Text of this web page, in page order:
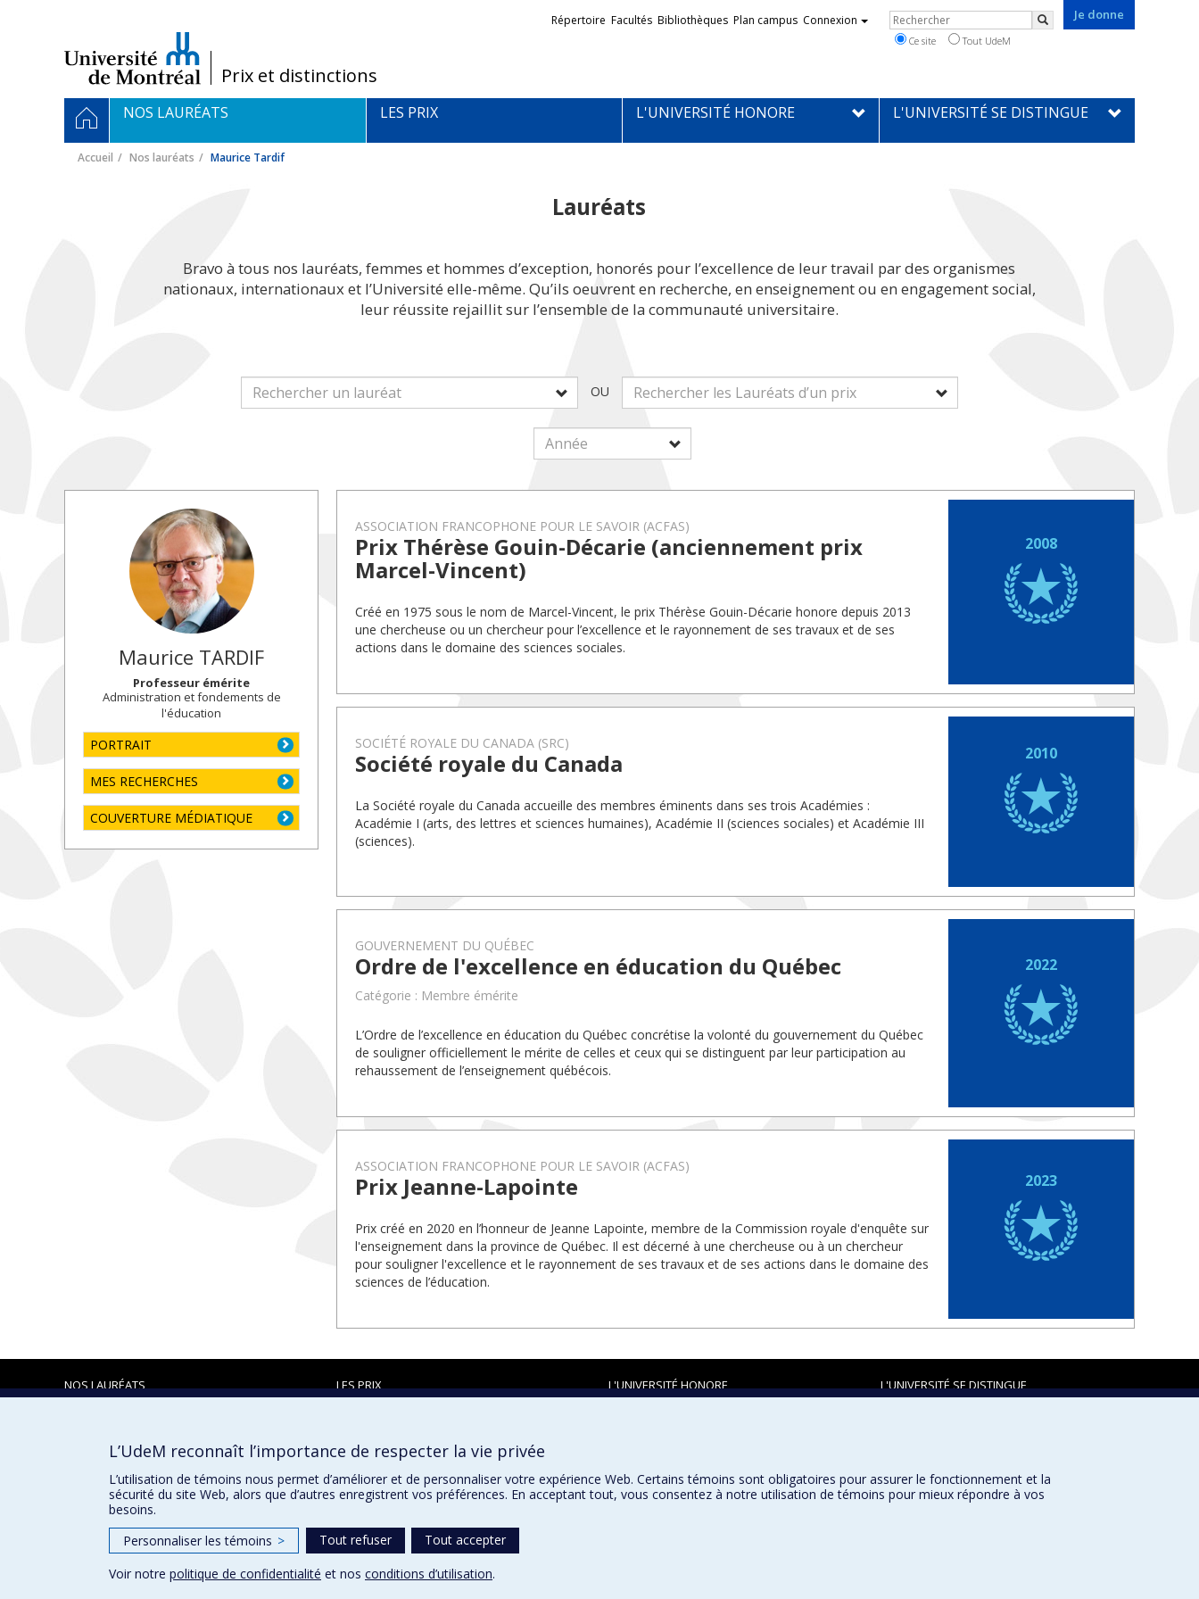
/Prix et distinctions
Je donne
Liens
externes
Répertoire Facultés Bibliothèques Plan campus Connexion Rechercher
Rechercher
Ce site Tout UdeM
Navigation
principale
ACCUEIL
NOS LAURÉATS LES PRIX L'UNIVERSITÉ HONORE L'UNIVERSITÉ SE DISTINGUE
Accueil Nos lauréats Maurice Tardif
Lauréats
Bravo à tous nos lauréats, femmes et hommes d’exception, honorés pour l’excellence de leur travail par des organismes
nationaux, internationaux et l’Université elle-même. Qu’ils oeuvrent en recherche, en enseignement ou en engagement social,
leur réussite rejaillit sur l’ensemble de la communauté universitaire.
OU
Maurice TARDIF
Professeur émérite
Administration et fondements de
l'éducation
PORTRAIT
MES RECHERCHES
COUVERTURE MÉDIATIQUE
ASSOCIATION FRANCOPHONE POUR LE SAVOIR (ACFAS)
Prix Thérèse Gouin-Décarie (anciennement prix
Marcel-Vincent)
Créé en 1975 sous le nom de Marcel-Vincent, le prix Thérèse Gouin-Décarie honore depuis 2013
une chercheuse ou un chercheur pour l’excellence et le rayonnement de ses travaux et de ses
actions dans le domaine des sciences sociales.
2008
SOCIÉTÉ ROYALE DU CANADA (SRC)
Société royale du Canada
La Société royale du Canada accueille des membres éminents dans ses trois Académies :
Académie I (arts, des lettres et sciences humaines), Académie II (sciences sociales) et Académie III
(sciences).
2010
GOUVERNEMENT DU QUÉBEC
Ordre de l'excellence en éducation du Québec
Catégorie : Membre émérite
L’Ordre de l’excellence en éducation du Québec concrétise la volonté du gouvernement du Québec
de souligner officiellement le mérite de celles et ceux qui se distinguent par leur participation au
rehaussement de l’enseignement québécois.
2022
ASSOCIATION FRANCOPHONE POUR LE SAVOIR (ACFAS)
Prix Jeanne-Lapointe
Prix créé en 2020 en l’honneur de Jeanne Lapointe, membre de la Commission royale d'enquête sur
l'enseignement dans la province de Québec. Il est décerné à une chercheuse ou à un chercheur
pour souligner l'excellence et le rayonnement de ses travaux et de ses actions dans le domaine des
sciences de l’éducation.
2023
NOS LAURÉATS LES PRIX L'UNIVERSITÉ HONORE L'UNIVERSITÉ SE DISTINGUE
Prix et distinctions
Plan du site|Accessibilité
Confidentialité Conditions d’utilisation Paramètres des témoins
L’UdeM reconnaît l’importance de respecter la vie privée
L’utilisation de témoins nous permet d’améliorer et de personnaliser votre expérience Web. Certains témoins sont obligatoires pour assurer le fonctionnement et la
sécurité du site Web, alors que d’autres enregistrent vos préférences. En acceptant tout, vous consentez à notre utilisation de témoins pour mieux répondre à vos
besoins.
Personnaliser les témoins > Tout refuser
Tout accepter
Voir notre politique de confidentialité et nos conditions d’utilisation.